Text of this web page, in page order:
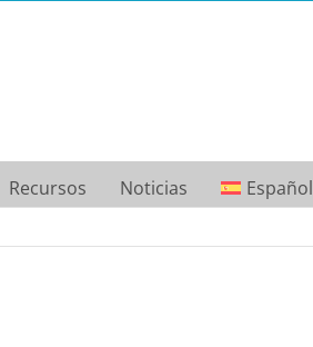
Recursos Noticias Español